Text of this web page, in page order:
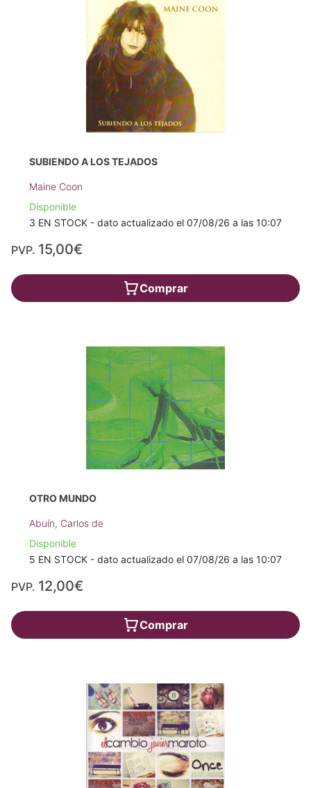
SUBIENDO A LOS TEJADOS
Maine Coon
Disponible
3 EN STOCK - dato actualizado el 07/08/26 a las 10:07
PVP. 15,00€
Comprar
OTRO MUNDO
Abuín, Carlos de
Disponible
5 EN STOCK - dato actualizado el 07/08/26 a las 10:07
PVP. 12,00€
Comprar